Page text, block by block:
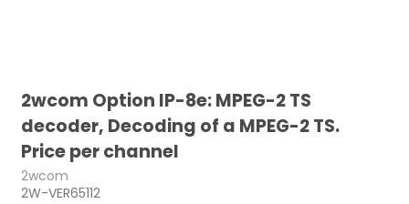
2wcom Option IP-8e: MPEG-2 TS
decoder, Decoding of a MPEG-2 TS.
Price per channel
2wcom
2W-VER65112